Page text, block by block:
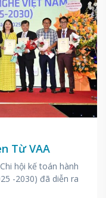
Từ VAA
hội kế toán hành
-2030) đã diễn ra